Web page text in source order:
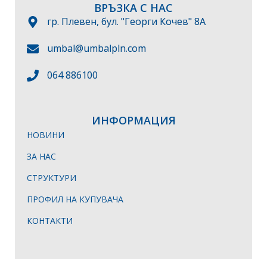
ИНФОРМАЦИЯ
НОВИНИ
ЗА НАС
СТРУКТУРИ
ПРОФИЛ НА КУПУВАЧА
КОНТАКТИ
ВРЪЗКА С НАС
гр. Плевен, бул. "Георги Кочев" 8А
umbal@umbalpln.com
064 886100